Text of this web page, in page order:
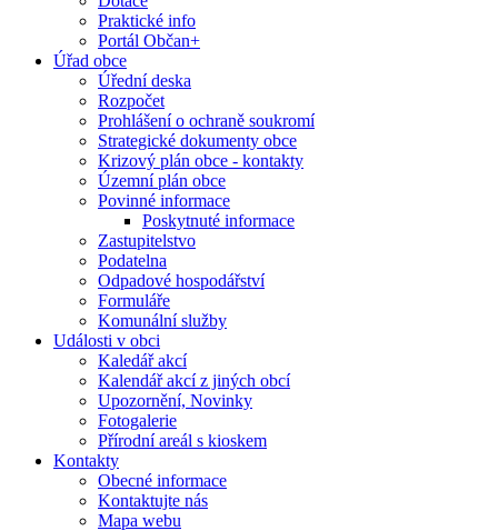
Praktické info
Portál Občan+
Úřad obce
Úřední deska
Rozpočet
Prohlášení o ochraně soukromí
Strategické dokumenty obce
Krizový plán obce - kontakty
Územní plán obce
Povinné informace
Poskytnuté informace
Zastupitelstvo
Podatelna
Odpadové hospodářství
Formuláře
Komunální služby
Události v obci
Kaledář akcí
Kalendář akcí z jiných obcí
Upozornění, Novinky
Fotogalerie
Přírodní areál s kioskem
Kontakty
Obecné informace
Kontaktujte nás
Mapa webu